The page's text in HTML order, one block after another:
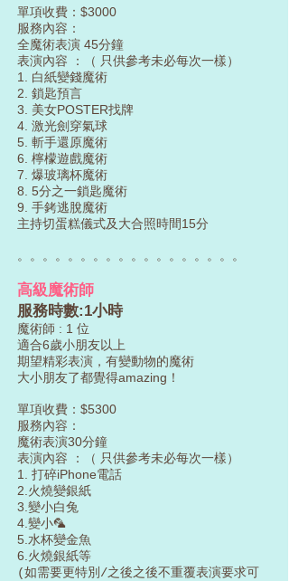
單項收費：$3000
服務內容：
全魔術表演 45分鐘
表演內容 ：（ 只供參考未必每次一樣）
1.⁠ ⁠白紙變錢魔術
2.⁠ ⁠鎖匙預言
3.⁠ ⁠美女POSTER找牌
4. 激光劍穿氣球
5.⁠ ⁠斬手還原魔術
6.⁠ ⁠檸檬遊戲魔術
7.⁠ ⁠爆玻璃杯魔術
8.⁠ ⁠5分之一鎖匙魔術
9. 手銬逃脫魔術
主持切蛋糕儀式及大合照時間15分
。。。。。。。。。。。。。。。。。。
高級魔術師
服務時數:1小時
魔術師 : 1 位
適合6歲小朋友以上
期望精彩表演，有變動物的魔術
大小朋友了都覺得amazing！
單項收費：$5300
服務內容：
魔術表演30分鐘
表演內容 ：（ 只供參考未必每次一樣）
1.⁠ ⁠ 打碎iPhone電話
2.火燒變銀紙
3.變小白兔
4.變小🦜
5.水杯變金魚
6.火燒銀紙等
(如需要更特別/之後之後不重覆表演要求可